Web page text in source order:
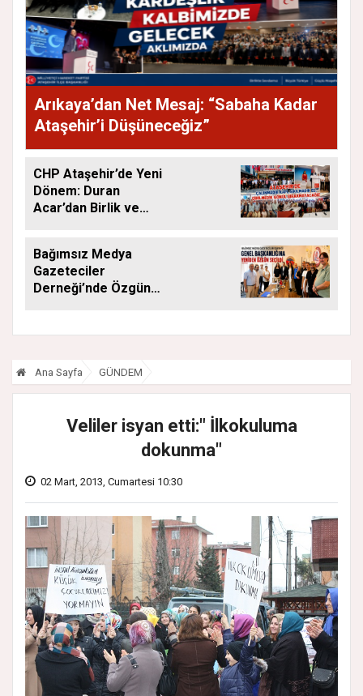
Arıkaya’dan Net Mesaj: “Sabaha Kadar
Ataşehir’i Düşüneceğiz”
CHP Ataşehir’de Yeni
Dönem: Duran
Acar’dan Birlik ve
Bağımsız Medya
Gazeteciler
Derneği’nde Özgün
Ana Sayfa GÜNDEM
Veliler isyan etti:" İlkokuluma
dokunma"
02 Mart, 2013, Cumartesi 10:30